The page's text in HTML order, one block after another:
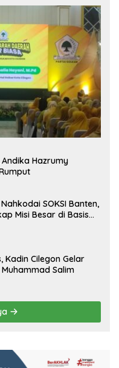
Hazrumy
SOKSI Banten,
Misi Besar di Basis
Kadin Cilegon Gelar
Salim